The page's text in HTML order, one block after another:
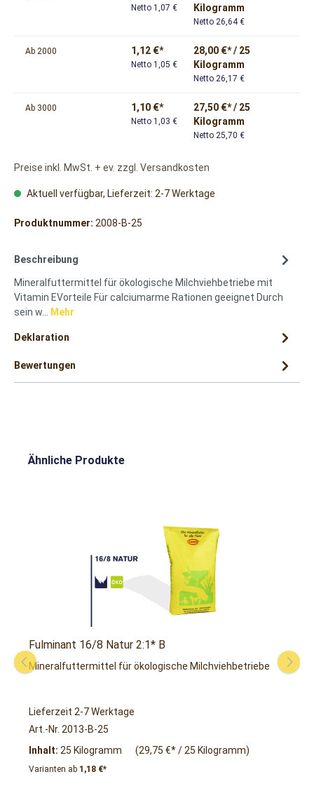
Netto 1,07 €
Kilogramm
Netto 26,64 €
Ab 2000 1,12 €*
Netto 1,05 €
28,00 €* / 25
Kilogramm
Netto 26,17 €
Ab 3000 1,10 €*
Netto 1,03 €
27,50 €* / 25
Kilogramm
Netto 25,70 €
Preise inkl. MwSt. + ev. zzgl. Versandkosten
Aktuell verfügbar, Lieferzeit: 2-7 Werktage
Produktnummer: 2008-B-25
Beschreibung
Mineralfuttermittel für ökologische Milchviehbetriebe mit
Vitamin EVorteile Für calciumarme Rationen geeignet Durch
sein w…
Mehr
Deklaration
Bewertungen
Ähnliche Produkte
Fulminant 16/8 Natur 2:1* B
Mineralfuttermittel für ökologische Milchviehbetriebe
Lieferzeit 2-7 Werktage
Art.-Nr. 2013-B-25
Inhalt: 25 Kilogramm (29,75 €* / 25 Kilogramm)
Varianten ab 1,18 €*